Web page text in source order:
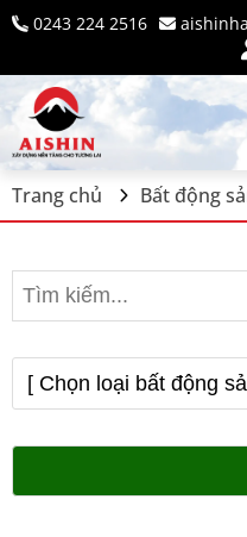
0243 224 2516
Trang chủ Bất động